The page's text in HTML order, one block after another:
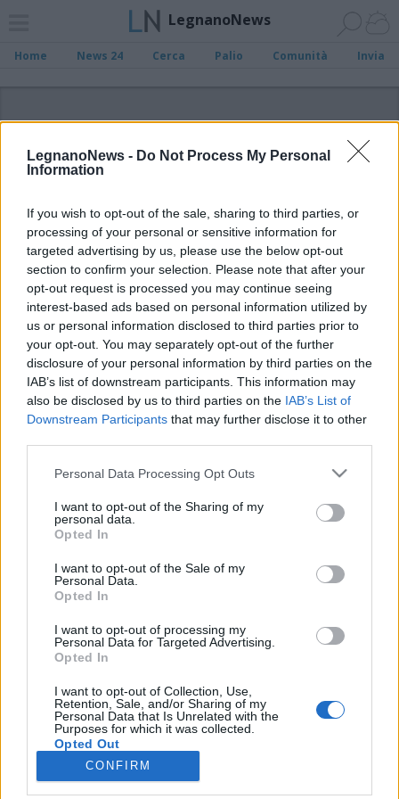
LegnanoNews - Do Not Process My Personal
Information
If you wish to opt-out of the sale, sharing to third parties, or
processing of your personal or sensitive information for
targeted advertising by us, please use the below opt-out
section to confirm your selection. Please note that after your
opt-out request is processed you may continue seeing
interest-based ads based on personal information utilized by
us or personal information disclosed to third parties prior to
your opt-out. You may separately opt-out of the further
disclosure of your personal information by third parties on the
IAB’s list of downstream participants. This information may
also be disclosed by us to third parties on the IAB’s List of
Downstream Participants that may further disclose it to other
Personal Data Processing Opt Outs
I want to opt-out of the Sharing of my
personal data.
Opted In
I want to opt-out of the Sale of my
Personal Data.
Opted In
I want to opt-out of processing my
Personal Data for Targeted Advertising.
Opted In
I want to opt-out of Collection, Use,
Retention, Sale, and/or Sharing of my
Personal Data that Is Unrelated with the
Purposes for which it was collected.
Opted Out
CONFIRM
LegnanoNews
Home News 24 Cerca Palio Comunità Invia
ADV
Archivio di "Protezione Civile San
Vittore Olona"
Filtro per data
Non è stato trovato nessun articolo.
Vai al sito in modalità classica
Twitter
Legnanonews.com
Sito di informazione locale
Registrazione al Tribunale di Milano n° 639 del 23/10/08
Redazione: Via Matteotti, 3 (presso Famiglia Legnanese)
20025 Legnano (MI)
Cell.: +39.393.9013760
Email Direzione: direttore@legnanonews.com
Email Redazione: info@legnanonews.com
Pubblicità: commerciale@legnanonews.com
Tutti i contenuti originali sono di proprietà di LegnanoNews, ne è
consentito l'utilizzo citando il sito come fonte. Dei contenuti non originali
viene citata la fonte.